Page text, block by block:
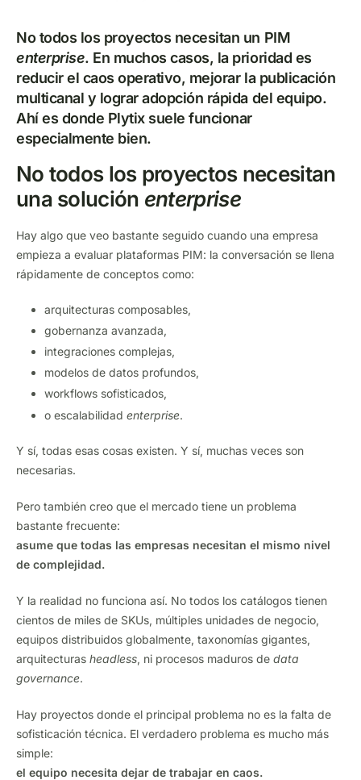
No todos los proyectos necesitan un PIM
enterprise. En muchos casos, la prioridad es
reducir el caos operativo, mejorar la publicación
multicanal y lograr adopción rápida del equipo.
Ahí es donde Plytix suele funcionar
especialmente bien.
No todos los proyectos necesitan
una solución enterprise
Hay algo que veo bastante seguido cuando una empresa
empieza a evaluar plataformas PIM: la conversación se llena
rápidamente de conceptos como:
arquitecturas composables,
gobernanza avanzada,
integraciones complejas,
modelos de datos profundos,
workflows sofisticados,
o escalabilidad enterprise.
Y sí, todas esas cosas existen. Y sí, muchas veces son
necesarias.
Pero también creo que el mercado tiene un problema
bastante frecuente:
asume que todas las empresas necesitan el mismo nivel
de complejidad.
Y la realidad no funciona así. No todos los catálogos tienen
cientos de miles de SKUs, múltiples unidades de negocio,
equipos distribuidos globalmente, taxonomías gigantes,
arquitecturas headless, ni procesos maduros de data
governance.
Hay proyectos donde el principal problema no es la falta de
sofisticación técnica. El verdadero problema es mucho más
simple:
el equipo necesita dejar de trabajar en caos.